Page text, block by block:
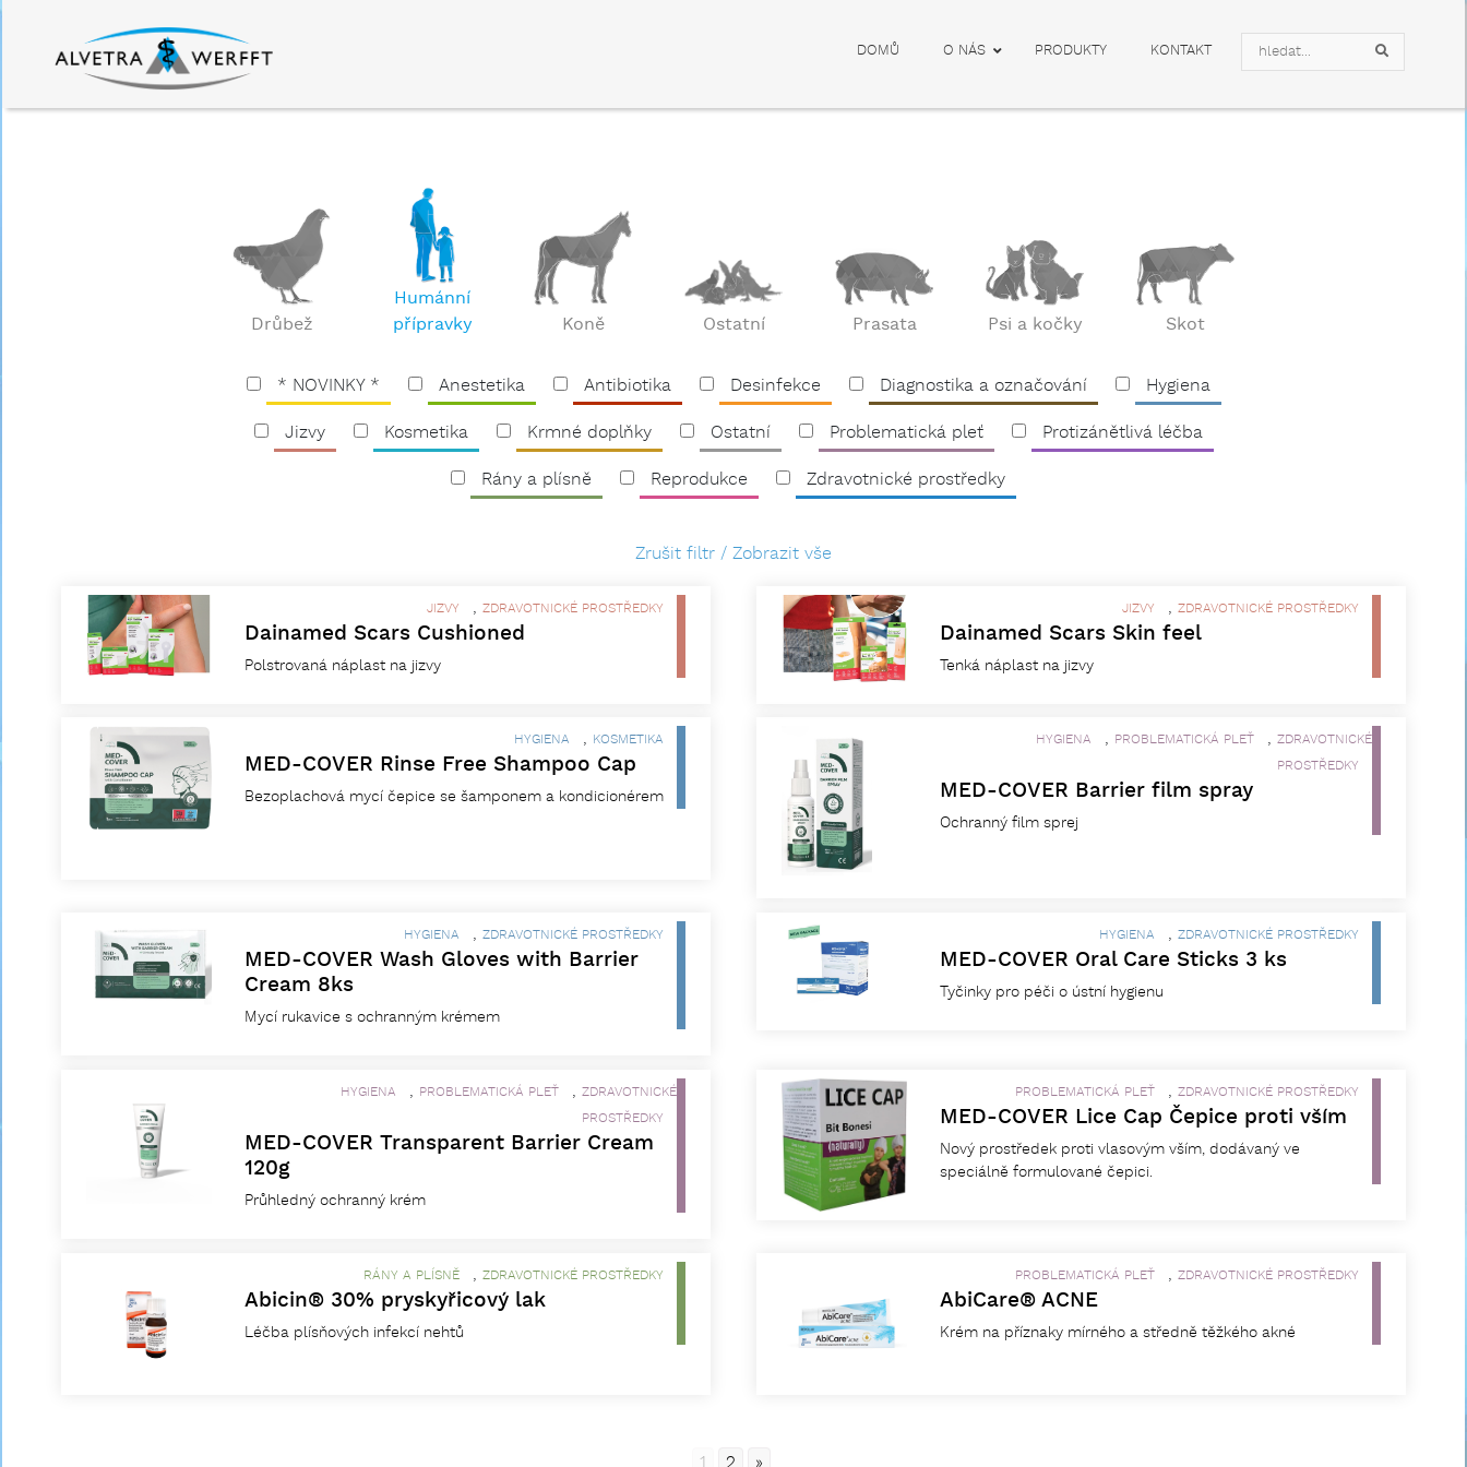
DOMŮ O NÁS PRODUKTY KONTAKT
Drůbež
Humánní
přípravky
Koně Ostatní Prasata Psi a kočky Skot
* NOVINKY * Anestetika Antibiotika Desinfekce Diagnostika a označování Hygiena
Jizvy Kosmetika Krmné doplňky Ostatní Problematická pleť Protizánětlivá léčba
Rány a plísně Reprodukce Zdravotnické prostředky
Zrušit filtr / Zobrazit vše
JIZVY , ZDRAVOTNICKÉ PROSTŘEDKY
Dainamed Scars Cushioned
Polstrovaná náplast na jizvy
JIZVY , ZDRAVOTNICKÉ PROSTŘEDKY
Dainamed Scars Skin feel
Tenká náplast na jizvy
HYGIENA , KOSMETIKA
MED-COVER Rinse Free Shampoo Cap
Bezoplachová mycí čepice se šamponem a kondicionérem
HYGIENA , PROBLEMATICKÁ PLEŤ , ZDRAVOTNICKÉ
PROSTŘEDKY
MED-COVER Barrier film spray
Ochranný film sprej
HYGIENA , ZDRAVOTNICKÉ PROSTŘEDKY
MED-COVER Wash Gloves with Barrier
Cream 8ks
Mycí rukavice s ochranným krémem
HYGIENA , ZDRAVOTNICKÉ PROSTŘEDKY
MED-COVER Oral Care Sticks 3 ks
Tyčinky pro péči o ústní hygienu
HYGIENA , PROBLEMATICKÁ PLEŤ , ZDRAVOTNICKÉ
PROSTŘEDKY
MED-COVER Transparent Barrier Cream
120g
Průhledný ochranný krém
PROBLEMATICKÁ PLEŤ , ZDRAVOTNICKÉ PROSTŘEDKY
MED-COVER Lice Cap Čepice proti vším
Nový prostředek proti vlasovým vším, dodávaný ve
speciálně formulované čepici.
RÁNY A PLÍSNĚ , ZDRAVOTNICKÉ PROSTŘEDKY
Abicin® 30% pryskyřicový lak
Léčba plísňových infekcí nehtů
PROBLEMATICKÁ PLEŤ , ZDRAVOTNICKÉ PROSTŘEDKY
AbiCare® ACNE
Krém na příznaky mírného a středně těžkého akné